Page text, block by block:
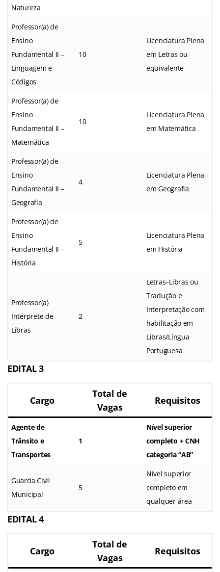
Natureza
Professor(a) de
Ensino
Fundamental II –
Linguagem e
Códigos
10
Licenciatura Plena
em Letras ou
equivalente
Professor(a) de
Ensino
Fundamental II –
Matemática
10
Licenciatura Plena
em Matemática
Professor(a) de
Ensino
Fundamental II –
Geografia
4
Licenciatura Plena
em Geografia
Professor(a) de
Ensino
Fundamental II –
História
5
Licenciatura Plena
em História
Professor(a)
Intérprete de
Libras
2
Letras–Libras ou
Tradução e
Interpretação com
habilitação em
Libras/Língua
Portuguesa
EDITAL 3
Cargo
Total de
Vagas
Requisitos
Agente de
Trânsito e
Transportes
1
Nível superior
completo + CNH
categoria “AB”
Guarda Civil
Municipal
5
Nível superior
completo em
qualquer área
EDITAL 4
Cargo
Total de
Vagas
Requisitos